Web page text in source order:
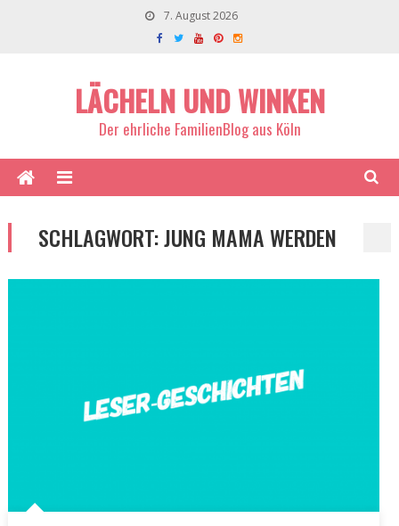
7. August 2026
LÄCHELN UND WINKEN
Der ehrliche FamilienBlog aus Köln
SCHLAGWORT:JUNG MAMA WERDEN